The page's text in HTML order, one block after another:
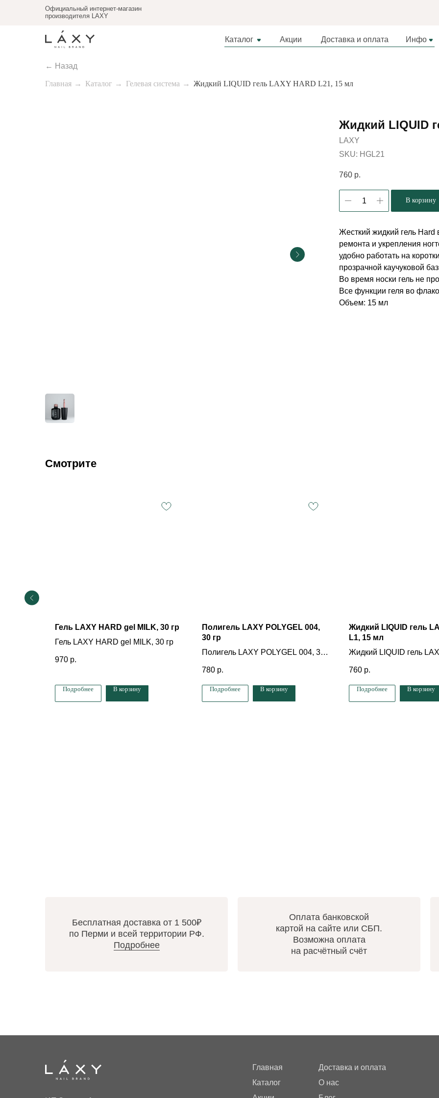
Официальный интернет-магазин
производителя LAXY
Каталог Инфо
Акции Доставка и оплата
← Назад
Главная → Каталог → Гелевая система → Жидкий LIQUID гель LAXY HARD L21, 15 мл
Жидкий LIQUID
LAXY
SKU: HGL21
760 р.
В корзину
Жесткий жидкий гель
ремонта и укрепления
удобно работать на
прозрачной каучуковой
Во время носки гель не
Все функции геля во
Объем: 15 мл
Смотрите
Гель LAXY HARD gel MILK, 30 гр
Гель LAXY HARD gel MILK, 30 гр
970 р.
Подробнее В корзину
Полигель LAXY POLYGEL 004,
30 гр
Полигель LAXY POLYGEL 004, 30
780 р.
Подробнее В корзину
Жидкий LIQUID гель
L1, 15 мл
Жидкий LIQUID гель
760 р.
Подробнее В корзину
Бесплатная доставка от 1 500₽
по Перми и всей территории РФ.
Подробнее
Оплата банковской
картой на сайте или СБП.
Возможна оплата
на расчётный счёт
Главная
Каталог
Доставка и оплата
О нас